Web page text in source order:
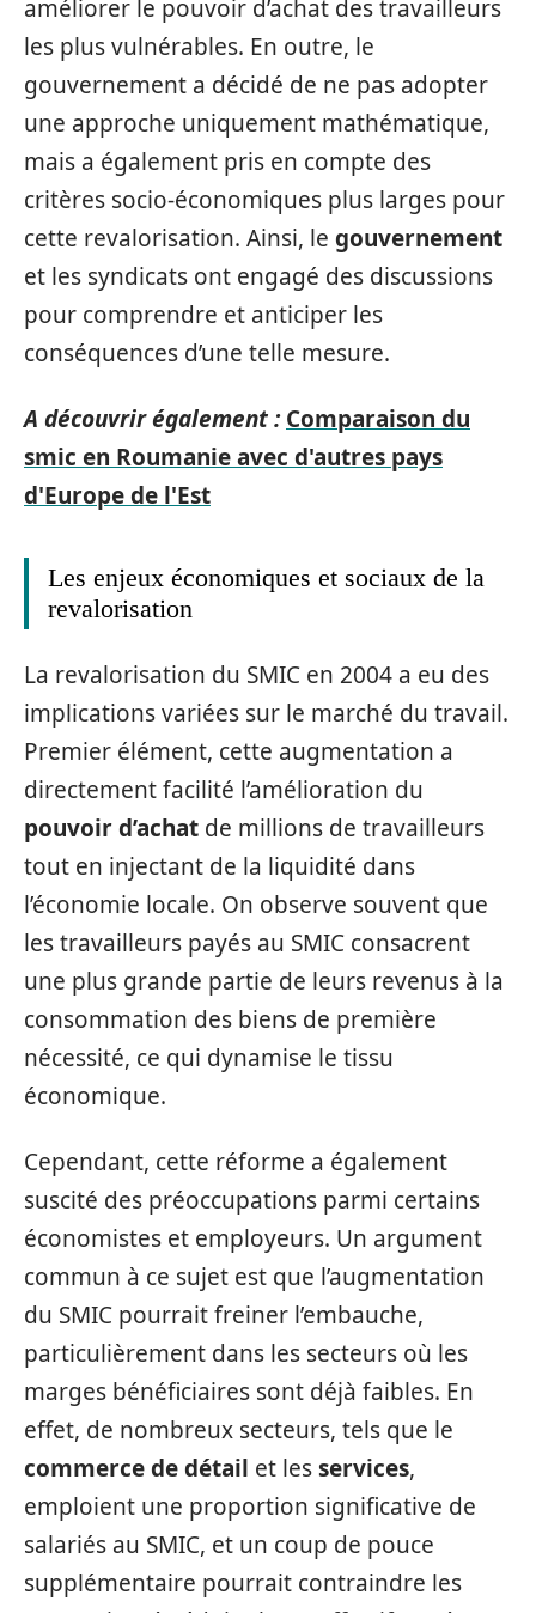
améliorer le pouvoir d’achat des travailleurs
les plus vulnérables. En outre, le
gouvernement a décidé de ne pas adopter
une approche uniquement mathématique,
mais a également pris en compte des
critères socio-économiques plus larges pour
cette revalorisation. Ainsi, le gouvernement
et les syndicats ont engagé des discussions
pour comprendre et anticiper les
conséquences d’une telle mesure.
A découvrir également : Comparaison du
smic en Roumanie avec d'autres pays
d'Europe de l'Est
Les enjeux économiques et sociaux de la
revalorisation
La revalorisation du SMIC en 2004 a eu des
implications variées sur le marché du travail.
Premier élément, cette augmentation a
directement facilité l’amélioration du
pouvoir d’achat de millions de travailleurs
tout en injectant de la liquidité dans
l’économie locale. On observe souvent que
les travailleurs payés au SMIC consacrent
une plus grande partie de leurs revenus à la
consommation des biens de première
nécessité, ce qui dynamise le tissu
économique.
Cependant, cette réforme a également
suscité des préoccupations parmi certains
économistes et employeurs. Un argument
commun à ce sujet est que l’augmentation
du SMIC pourrait freiner l’embauche,
particulièrement dans les secteurs où les
marges bénéficiaires sont déjà faibles. En
effet, de nombreux secteurs, tels que le
commerce de détail et lesservices,
emploient une proportion significative de
salariés au SMIC, et un coup de pouce
supplémentaire pourrait contraindre les